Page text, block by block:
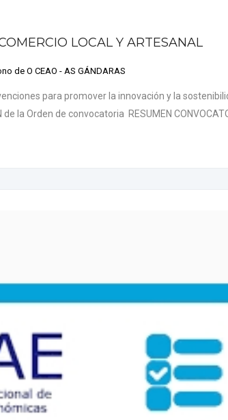
LOCAL Y ARTESANAL
de O CEAO - AS GÁNDARAS
para promover la innovación y la
de la Orden de convocatoria RESUMEN